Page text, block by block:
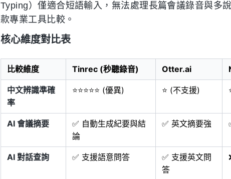
Typing）僅適合短語輸入，無法處理長篇會議錄音與多
款專業工具比較。
核心維度對比表
比較維度 Tinrec (秒聽錄音) Otter.ai
中文辨識準確
率
⭐⭐⭐⭐⭐ (優異) ⭐ (不支援)
AI 會議摘要
✅ 自動生成紀要與結
論
✅ 英文摘要強
AI 對話查詢 ✅ 支援語意問答
✅ 支援英文問
答